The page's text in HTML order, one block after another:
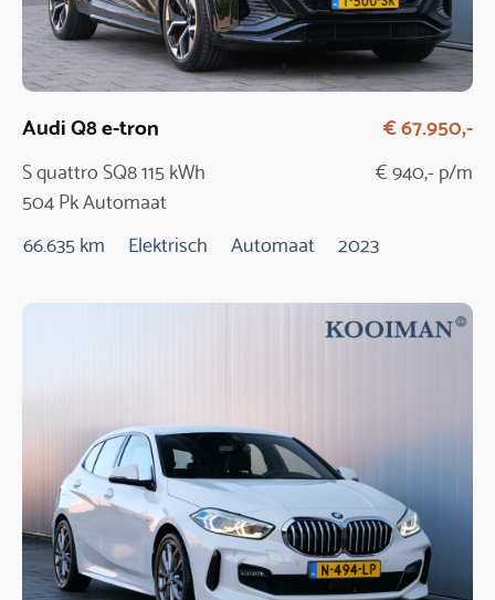
Audi Q8 e-tron
S quattro SQ8 115 kWh
504 Pk Automaat
€ 67.950,-
€ 940,- p/m
66.635 km Elektrisch Automaat 2023